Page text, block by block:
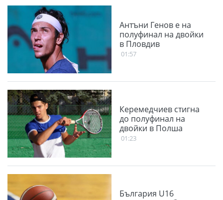
Антъни Генов е на
полуфинал на двойки
в Пловдив
01:57
Керемедчиев стигна
до полуфинал на
двойки в Полша
01:23
България U16